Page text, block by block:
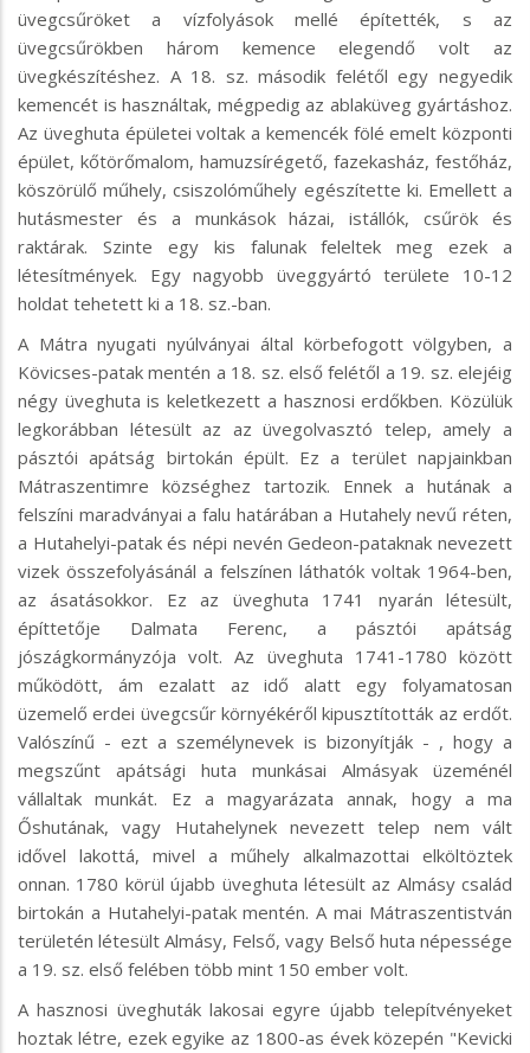
üvegcsűröket a vízfolyások mellé építették, s az
üvegcsűrökben három kemence elegendő volt az
üvegkészítéshez. A 18. sz. második felétől egy negyedik
kemencét is használtak, mégpedig az ablaküveg gyártáshoz.
Az üveghuta épületei voltak a kemencék fölé emelt központi
épület, kőtörőmalom, hamuzsírégető, fazekasház, festőház,
köszörülő műhely, csiszolóműhely egészítette ki. Emellett a
hutásmester és a munkások házai, istállók, csűrök és
raktárak. Szinte egy kis falunak feleltek meg ezek a
létesítmények. Egy nagyobb üveggyártó területe 10-12
holdat tehetett ki a 18. sz.-ban.
A Mátra nyugati nyúlványai által körbefogott völgyben, a
Kövicses-patak mentén a 18. sz. első felétől a 19. sz. elejéig
négy üveghuta is keletkezett a hasznosi erdőkben. Közülük
legkorábban létesült az az üvegolvasztó telep, amely a
pásztói apátság birtokán épült. Ez a terület napjainkban
Mátraszentimre községhez tartozik. Ennek a hutának a
felszíni maradványai a falu határában a Hutahely nevű réten,
a Hutahelyi-patak és népi nevén Gedeon-pataknak nevezett
vizek összefolyásánál a felszínen láthatók voltak 1964-ben,
az ásatásokkor. Ez az üveghuta 1741 nyarán létesült,
építtetője Dalmata Ferenc, a pásztói apátság
jószágkormányzója volt. Az üveghuta 1741-1780 között
működött, ám ezalatt az idő alatt egy folyamatosan
üzemelő erdei üvegcsűr környékéről kipusztították az erdőt.
Valószínű - ezt a személynevek is bizonyítják - , hogy a
megszűnt apátsági huta munkásai Almásyak üzeménél
vállaltak munkát. Ez a magyarázata annak, hogy a ma
Őshutának, vagy Hutahelynek nevezett telep nem vált
idővel lakottá, mivel a műhely alkalmazottai elköltöztek
onnan. 1780 körül újabb üveghuta létesült az Almásy család
birtokán a Hutahelyi-patak mentén. A mai Mátraszentistván
területén létesült Almásy, Felső, vagy Belső huta népessége
a 19. sz. első felében több mint 150 ember volt.
A hasznosi üveghuták lakosai egyre újabb telepítvényeket
hoztak létre, ezek egyike az 1800-as évek közepén "Kevicki